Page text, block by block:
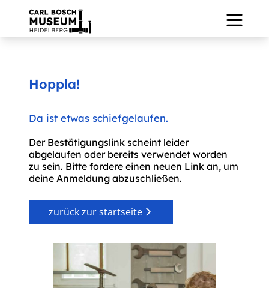
Hoppla!
.Da ist etwas schiefgelaufen.
Der Bestätigungslink scheint leider
abgelaufen oder bereits verwendet worden
zu sein. Bitte fordere einen neuen Link an, um
deine Anmeldung abzuschließen.
zurück zur startseite